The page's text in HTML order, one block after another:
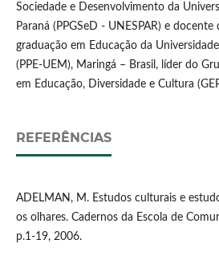
Sociedade e Desenvolvimento da
Paraná (PPGSeD - UNESPAR) e
graduação em Educação da
(PPE-UEM), Maringá – Brasil, líder do
em Educação, Diversidade e Cultura
REFERÊNCIAS
ADELMAN, M. Estudos culturais e
os olhares. Cadernos da Escola de
p.1-19, 2006.